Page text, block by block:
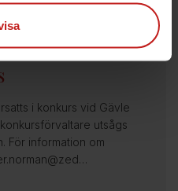
i konkurs vid Gävle
utsågs
För information om